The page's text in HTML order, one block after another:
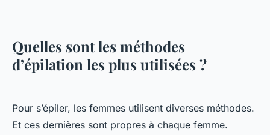
Quelles sont les méthodes
d’épilation les plus utilisées ?
Pour s’épiler, les femmes utilisent diverses méthodes.
Et ces dernières sont propres à chaque femme.